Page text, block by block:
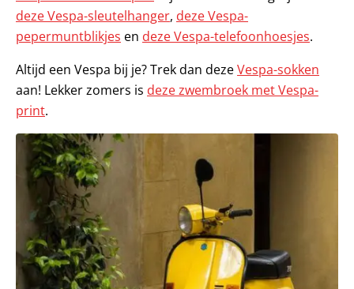
deze Vespa-sleutelhanger, deze Vespa-
pepermuntblikjes en deze Vespa-telefoonhoesjes.
Altijd een Vespa bij je? Trek dan dezeVespa-sokken
aan! Lekker zomers is deze zwembroek met Vespa-
print.